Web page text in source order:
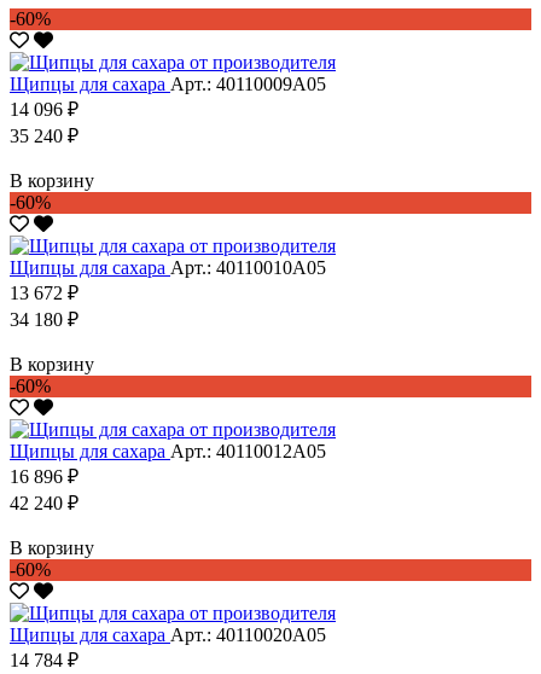
-60%
Щипцы для сахара Арт.: 40110009А05
14 096 ₽
35 240 ₽
В корзину
-60%
Щипцы для сахара Арт.: 40110010А05
13 672 ₽
34 180 ₽
В корзину
-60%
Щипцы для сахара Арт.: 40110012А05
16 896 ₽
42 240 ₽
В корзину
-60%
Щипцы для сахара Арт.: 40110020А05
14 784 ₽